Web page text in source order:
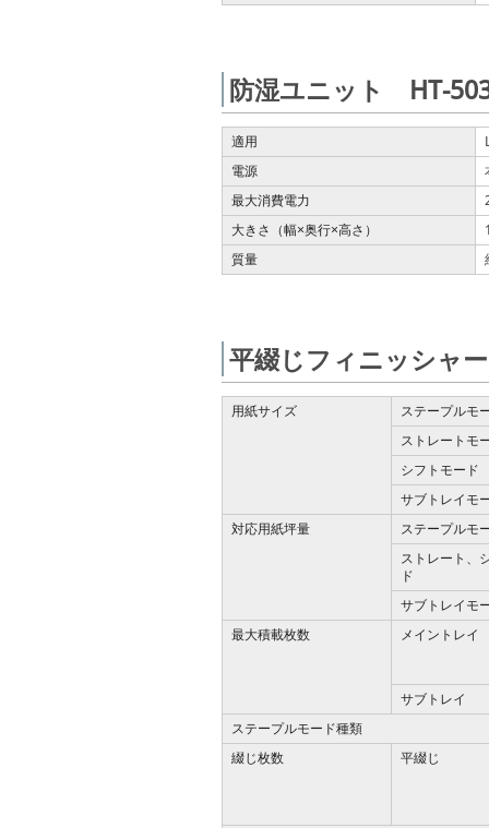
防湿ユニット HT-
適用
電源
最大消費電力
大きさ（幅×奥行×高さ）
質量
平綴じフィニッシャ
用紙サイズ
ステープルモ
ストレートモ
シフトモード
サブトレイモ
対応用紙坪量
ステープルモ
ストレート、
ド
サブトレイモ
最大積載枚数
メイントレイ
サブトレイ
ステープルモード種類
綴じ枚数
平綴じ